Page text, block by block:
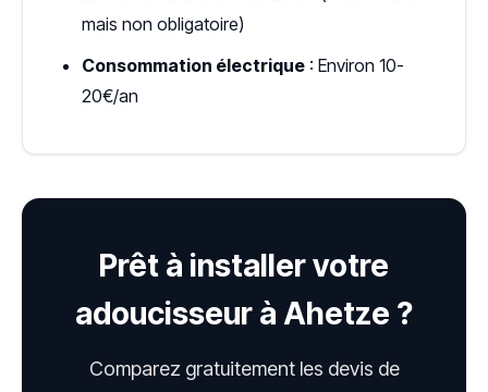
mais non obligatoire)
Consommation électrique : Environ 10-
20€/an
Prêt à installer votre
adoucisseur à Ahetze ?
Comparez gratuitement les devis de